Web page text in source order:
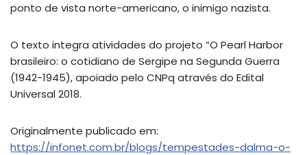
ponto de vista norte-americano, o inimigo nazista.
O texto integra atividades do projeto “O Pearl Harbor
brasileiro: o cotidiano de Sergipe na Segunda Guerra
(1942-1945), apoiado pelo CNPq através do Edital
Universal 2018.
Originalmente publicado em:
https://infonet.com.br/blogs/tempestades-dalma-o-